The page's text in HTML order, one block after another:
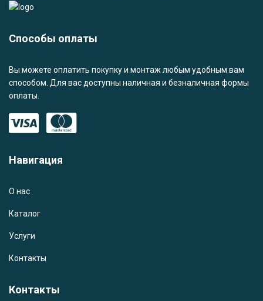
Способы оплаты
Вы можете оплатить покупку и монтаж любым удобным вам
способом. Для вас доступны наличная и безналичная формы
оплаты.
Навигация
О нас
Каталог
Услуги
Контакты
Контакты